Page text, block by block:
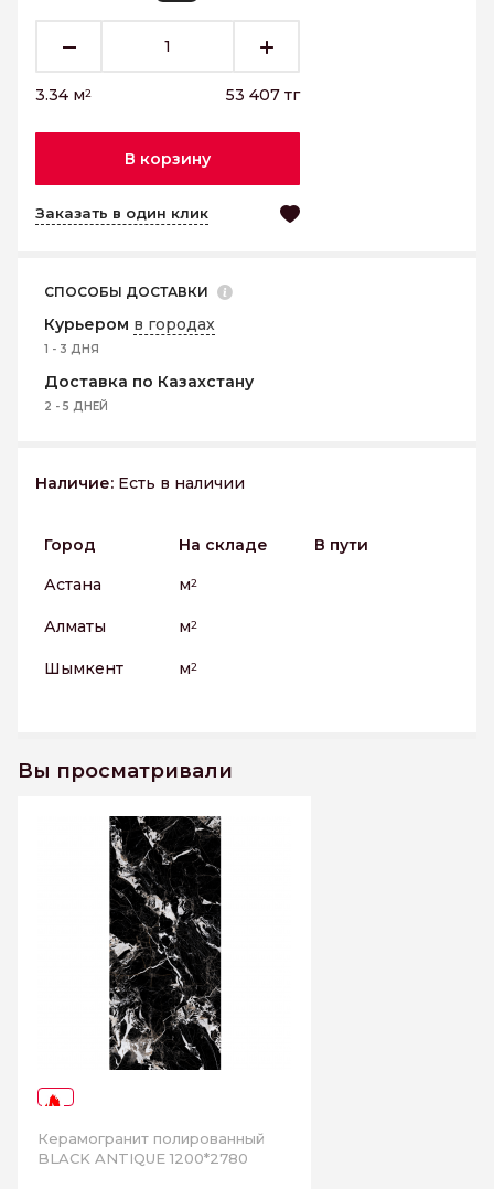
3.34 м2 53 407 тг
В корзину
Заказать в один клик
СПОСОБЫ ДОСТАВКИ
Курьером в городах
1 - 3 ДНЯ
Доставка по Казахстану
2 - 5 ДНЕЙ
Наличие: Есть в наличии
Город На складе
В пути
Астана
м2
Алматы м2
Шымкент м2
Вы просматривали
Керамогранит полированный
BLACK ANTIQUE 1200*2780